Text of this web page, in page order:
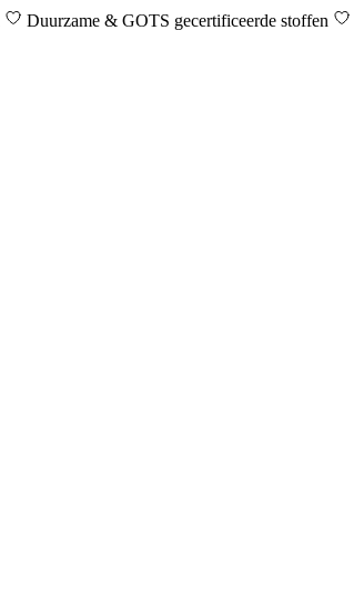
Duurzame & GOTS gecertificeerde stoffen